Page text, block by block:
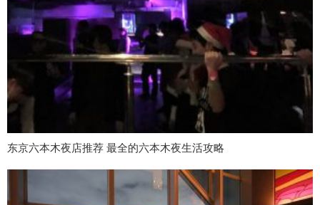
东京六本木夜店推荐 最全的六本木夜生活攻略